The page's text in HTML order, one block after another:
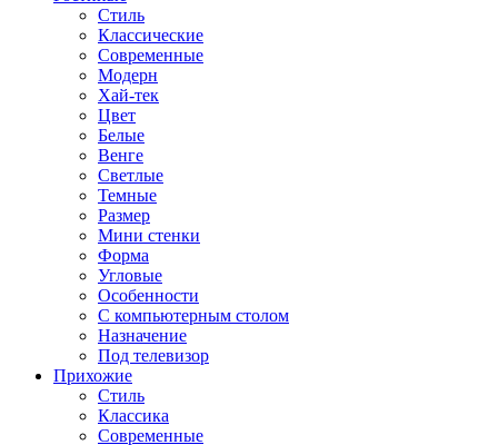
Стиль
Классические
Современные
Модерн
Хай-тек
Цвет
Белые
Венге
Светлые
Темные
Размер
Мини стенки
Форма
Угловые
Особенности
С компьютерным столом
Назначение
Под телевизор
Прихожие
Стиль
Классика
Современные